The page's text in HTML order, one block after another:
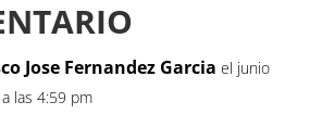
Jose Fernandez Garcia el junio
las 4:59 pm